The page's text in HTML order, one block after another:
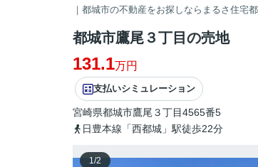
｜都城市の不動産をお探しならまるさ住宅
都城市鷹尾３丁目の売地
131.1万円
支払いシミュレーション
宮崎県都城市鷹尾 ３丁目4565番5
日豊本線「西都城」駅徒歩22分
1/2